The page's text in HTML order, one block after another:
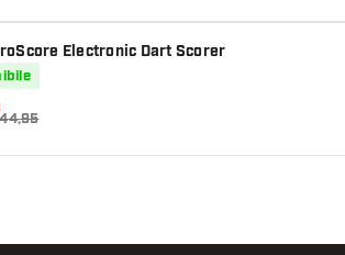
Electronic Dart Scorer
44,95